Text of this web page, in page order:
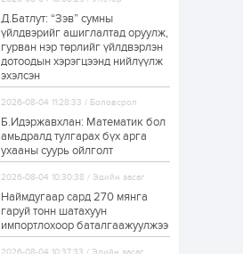
хайрхны тэнгэрийг
тахих төрийн
тахилгад оролцлоо
1 өдөр 3 0
“Хотын дарга сонсож
дугаарыг
наймдугаар сарын
1 өдөр 0
“Чингис хаан” олон
руу нийтийн тээврийн
автобус 24 цагаар
үйлчилж байна
1 өдөр 1 0
Д.Батлут: “Зэв” сумны
үйлдвэрийг ашиглалтад оруулж,
гурван нэр төрлийг үйлдвэрлэн
дотоодын хэрэгцээнд нийлүүлж
эхэлсэн
2026-08-04 11:28:33 / Боловсрол
Б.Идэржавхлан: Математик бол
амьдралд тулгарах бүх арга
ухааны суурь ойлголт
2026-08-04 10:30:38 / Эдийн засаг
Наймдугаар сард 270 мянга
гаруй тонн шатахуун
импортлохоор баталгаажуулжээ